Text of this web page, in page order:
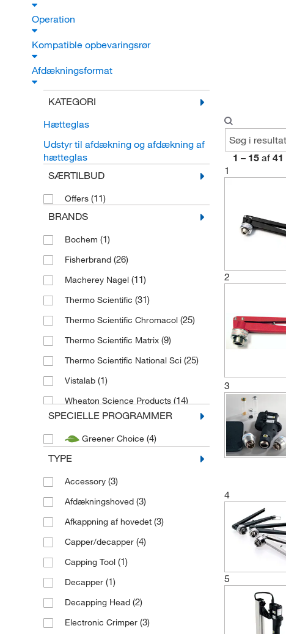
Operation
Kompatible opbevaringsrør
Afdækningsformat
KATEGORI
Hætteglas
Udstyr til afdækning og afdækning af
hætteglas
SÆRTILBUD
Offers (11)
BRANDS
Bochem (1)
Fisherbrand (26)
Macherey Nagel (11)
Thermo Scientific (31)
Thermo Scientific Chromacol (25)
Thermo Scientific Matrix (9)
Thermo Scientific National Sci (25)
Vistalab (1)
Wheaton Science Products (14)
SPECIELLE PROGRAMMER
Greener Choice (4)
TYPE
Accessory (3)
Afdækningshoved (3)
Afkappning af hovedet (3)
Capper/decapper (4)
Capping Tool (1)
Decapper (1)
Decapping Head (2)
Electronic Crimper (3)
1 – 15 af 41
1
2
3
4
5